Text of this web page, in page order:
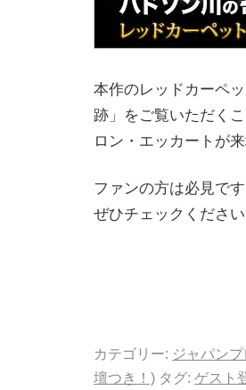
本作のレッドカーペ
跡」をご覧いただく
ロン・エッカートが
ファンの方は必見で
ぜひチェックください
カテゴリー: ジャパン
壇つき！) タグ: ゲスト